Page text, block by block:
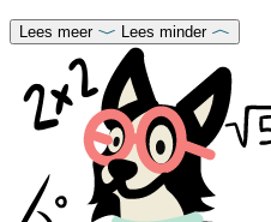
Lees meer Lees minder